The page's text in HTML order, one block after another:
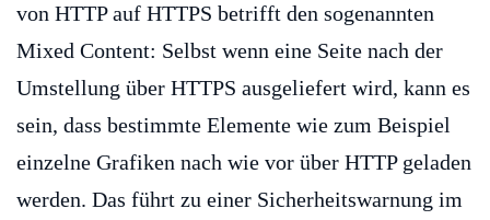
von HTTP auf HTTPS betrifft den sogenannten
Mixed Content: Selbst wenn eine Seite nach der
Umstellung über HTTPS ausgeliefert wird, kann es
sein, dass bestimmte Elemente wie zum Beispiel
einzelne Grafiken nach wie vor über HTTP geladen
werden. Das führt zu einer Sicherheitswarnung im